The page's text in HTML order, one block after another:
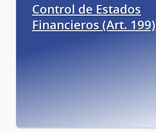
Control de Estados
Financieros (Art. 199)